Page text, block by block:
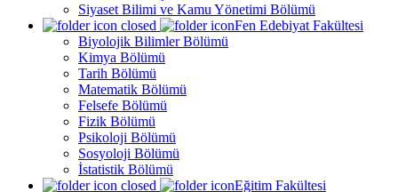
Siyaset Bilimi ve Kamu Yönetimi Bölümü
Fen Edebiyat Fakültesi
Biyolojik Bilimler Bölümü
Kimya Bölümü
Tarih Bölümü
Matematik Bölümü
Felsefe Bölümü
Fizik Bölümü
Psikoloji Bölümü
Sosyoloji Bölümü
İstatistik Bölümü
Eğitim Fakültesi